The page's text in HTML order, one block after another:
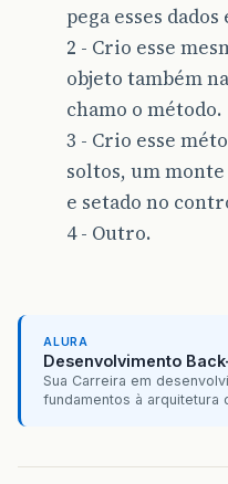
pega esses
2 - Crio esse
objeto também
chamo o método.
3 - Crio esse
soltos, um
e setado no
4 - Outro.
ALURA
Desenvolvimento
Sua Carreira em
fundamentos à arquitetura